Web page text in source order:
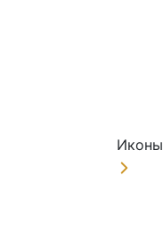
Иконы